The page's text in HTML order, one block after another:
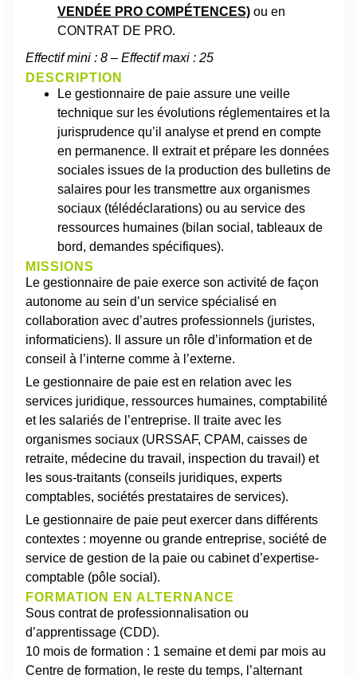
VENDÉE PRO COMPÉTENCES) ou en
CONTRAT DE PRO.
Effectif mini : 8 – Effectif maxi : 25
DESCRIPTION
Le gestionnaire de paie assure une veille
technique sur les évolutions réglementaires et la
jurisprudence qu’il analyse et prend en compte
en permanence. Il extrait et prépare les données
sociales issues de la production des bulletins de
salaires pour les transmettre aux organismes
sociaux (télédéclarations) ou au service des
ressources humaines (bilan social, tableaux de
bord, demandes spécifiques).
MISSIONS
Le gestionnaire de paie exerce son activité de façon
autonome au sein d’un service spécialisé en
collaboration avec d’autres professionnels (juristes,
informaticiens). Il assure un rôle d’information et de
conseil à l’interne comme à l’externe.
Le gestionnaire de paie est en relation avec les
services juridique, ressources humaines, comptabilité
et les salariés de l’entreprise. Il traite avec les
organismes sociaux (URSSAF, CPAM, caisses de
retraite, médecine du travail, inspection du travail) et
les sous-traitants (conseils juridiques, experts
comptables, sociétés prestataires de services).
Le gestionnaire de paie peut exercer dans différents
contextes : moyenne ou grande entreprise, société de
service de gestion de la paie ou cabinet d’expertise-
comptable (pôle social).
FORMATION EN ALTERNANCE
Sous contrat de professionnalisation ou
d’apprentissage (CDD).
10 mois de formation : 1 semaine et demi par mois au
Centre de formation, le reste du temps, l’alternant